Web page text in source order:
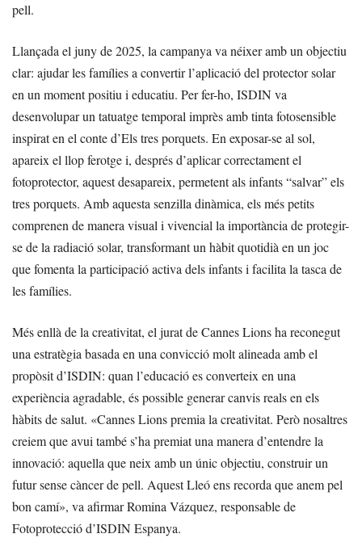
pell.
Llançada el juny de 2025, la campanya va néixer amb un objectiu
clar: ajudar les famílies a convertir l’aplicació del protector solar
en un moment positiu i educatiu. Per fer-ho, ISDIN va
desenvolupar un tatuatge temporal imprès amb tinta fotosensible
inspirat en el conte d’Els tres porquets. En exposar-se al sol,
apareix el llop ferotge i, després d’aplicar correctament el
fotoprotector, aquest desapareix, permetent als infants “salvar” els
tres porquets. Amb aquesta senzilla dinàmica, els més petits
comprenen de manera visual i vivencial la importància de protegir-
se de la radiació solar, transformant un hàbit quotidià en un joc
que fomenta la participació activa dels infants i facilita la tasca de
les famílies.
Més enllà de la creativitat, el jurat de Cannes Lions ha reconegut
una estratègia basada en una convicció molt alineada amb el
propòsit d’ISDIN: quan l’educació es converteix en una
experiència agradable, és possible generar canvis reals en els
hàbits de salut. «Cannes Lions premia la creativitat. Però nosaltres
creiem que avui també s’ha premiat una manera d’entendre la
innovació: aquella que neix amb un únic objectiu, construir un
futur sense càncer de pell. Aquest Lleó ens recorda que anem pel
bon camí», va afirmar Romina Vázquez, responsable de
Fotoprotecció d’ISDIN Espanya.